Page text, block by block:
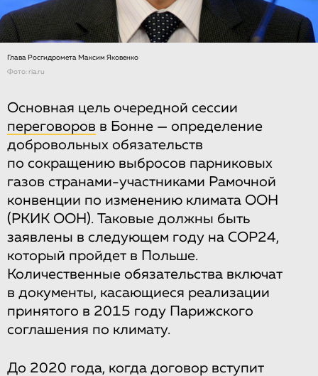
Глава Росгидромета Максим Яковенко
Фото: ria.ru
Основная цель очередной сессии
переговоров в Бонне — определение
добровольных обязательств
по сокращению выбросов парниковых
газов странами-участниками Рамочной
конвенции по изменению климата ООН
(РКИК ООН). Таковые должны быть
заявлены в следующем году на COP24,
который пройдет в Польше.
Количественные обязательства включат
в документы, касающиеся реализации
принятого в 2015 году Парижского
соглашения по климату.
До 2020 года, когда договор вступит